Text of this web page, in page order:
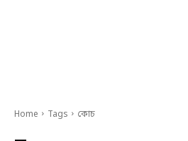
Home Tags কোচ